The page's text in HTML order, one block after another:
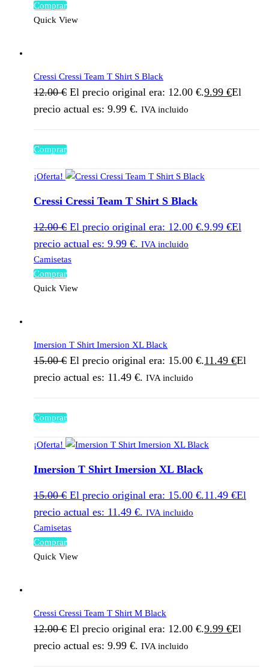
Comprar
Quick View
Cressi Cressi Team T Shirt S Black
12.00€ El precio original era: 12.00 €.9.99 €El
precio actual es: 9.99 €. IVA incluido
Comprar
¡Oferta!
Cressi Cressi Team T Shirt S Black
12.00€ El precio original era: 12.00 €.9.99 €El
precio actual es: 9.99 €. IVA incluido
Camisetas
Comprar
Quick View
Imersion T Shirt Imersion XL Black
15.00€ El precio original era: 15.00 €.11.49 €El
precio actual es: 11.49 €. IVA incluido
Comprar
¡Oferta!
Imersion T Shirt Imersion XL Black
15.00€ El precio original era: 15.00 €.11.49 €El
precio actual es: 11.49 €. IVA incluido
Camisetas
Comprar
Quick View
Cressi Cressi Team T Shirt M Black
12.00€ El precio original era: 12.00 €.9.99 €El
precio actual es: 9.99 €. IVA incluido